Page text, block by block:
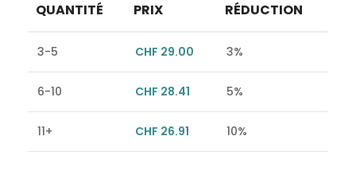
QUANTITÉ PRIX RÉDUCTION
3-5 CHF 29.00 3%
6-10 CHF 28.41 5%
11+ CHF 26.91 10%